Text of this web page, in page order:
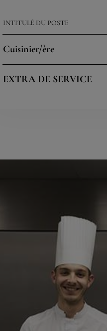
INTITULÉ DU POSTE
Cuisinier/ère
EXTRA DE SERVICE